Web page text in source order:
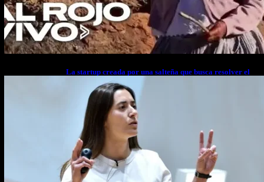
La startup creada por una salteña que busca resolver el
estrés financiero en Latinoamérica